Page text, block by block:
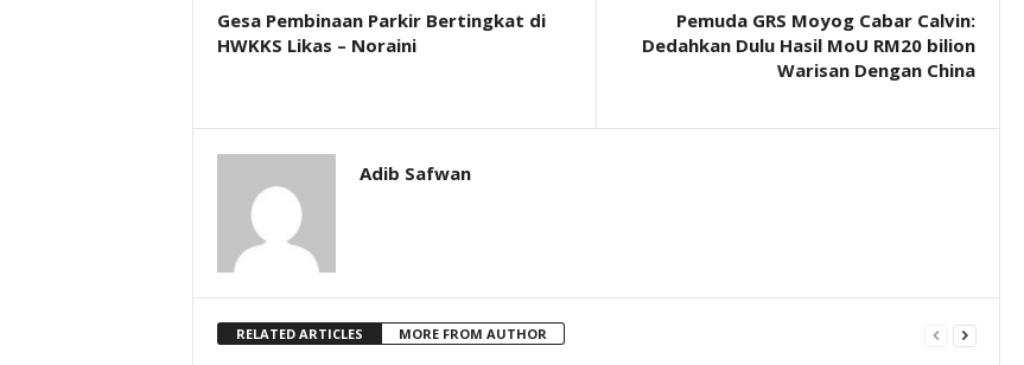
Gesa Pembinaan Parkir Bertingkat di
HWKKS Likas – Noraini
Pemuda GRS Moyog Cabar Calvin:
Dedahkan Dulu Hasil MoU RM20 bilion
Warisan Dengan China
Adib Safwan
RELATED ARTICLES MORE FROM AUTHOR